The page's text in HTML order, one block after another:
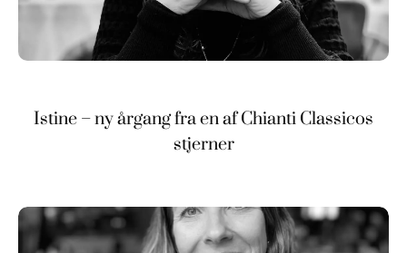
Istine – ny årgang fra en af Chianti Classicos
stjerner